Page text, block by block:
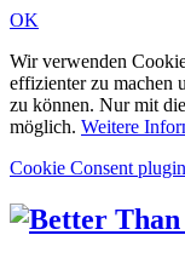
OK
Wir verwenden
effizienter zu machen
zu können. Nur mit
möglich. Weitere
Cookie Consent